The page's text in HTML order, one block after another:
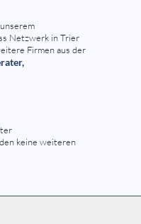
Netzwerk in Trier
Firmen aus der
keine weiteren